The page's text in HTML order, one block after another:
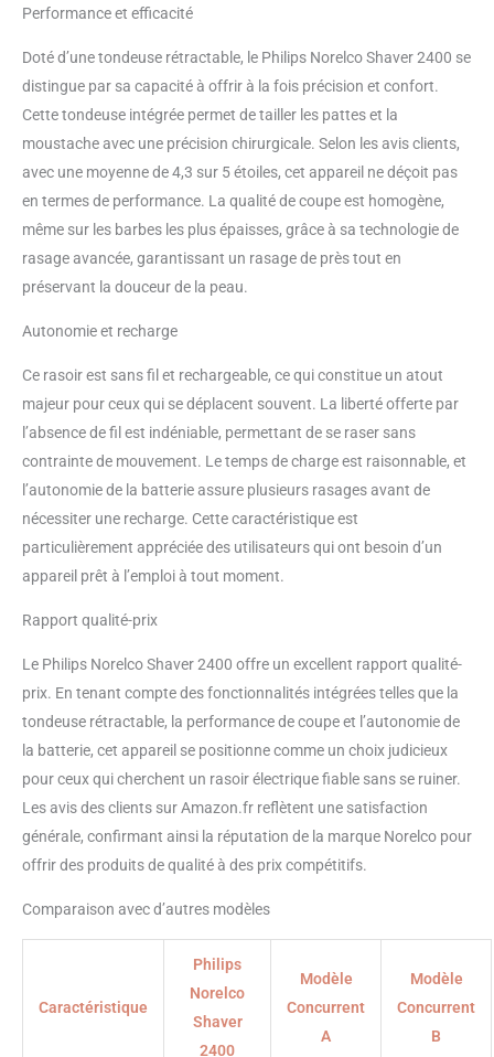
complet sous la clé. Jusqu'à 40
minutes de temps de
fonctionnement sans fil, soit
environ 13 rasages. Ou
alimentation continue
instantanée.
Performance et efficacité
Doté d’une tondeuse rétractable, le Philips Norelco Shaver 2400 se
distingue par sa capacité à offrir à la fois précision et confort.
Cette tondeuse intégrée permet de tailler les pattes et la
moustache avec une précision chirurgicale. Selon les avis clients,
avec une moyenne de 4,3 sur 5 étoiles, cet appareil ne déçoit pas
en termes de performance. La qualité de coupe est homogène,
même sur les barbes les plus épaisses, grâce à sa technologie de
rasage avancée, garantissant un rasage de près tout en
préservant la douceur de la peau.
Autonomie et recharge
Ce rasoir est sans fil et rechargeable, ce qui constitue un atout
majeur pour ceux qui se déplacent souvent. La liberté offerte par
l’absence de fil est indéniable, permettant de se raser sans
contrainte de mouvement. Le temps de charge est raisonnable, et
l’autonomie de la batterie assure plusieurs rasages avant de
nécessiter une recharge. Cette caractéristique est
particulièrement appréciée des utilisateurs qui ont besoin d’un
appareil prêt à l’emploi à tout moment.
Rapport qualité-prix
Le Philips Norelco Shaver 2400 offre un excellent rapport qualité-
prix. En tenant compte des fonctionnalités intégrées telles que la
tondeuse rétractable, la performance de coupe et l’autonomie de
la batterie, cet appareil se positionne comme un choix judicieux
pour ceux qui cherchent un rasoir électrique fiable sans se ruiner.
Les avis des clients sur Amazon.fr reflètent une satisfaction
générale, confirmant ainsi la réputation de la marque Norelco pour
offrir des produits de qualité à des prix compétitifs.
Comparaison avec d’autres modèles
Caractéristique
Philips
Norelco
Shaver
2400
Modèle
Concurrent
A
Modèle
Concurrent
B